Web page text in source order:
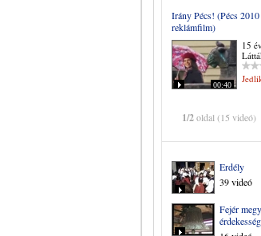
Irány Pécs! (Pécs 2010
reklámfilm)
00:40
15
1/2oldal (15 videó)
Erdély
39 videó
Fejér